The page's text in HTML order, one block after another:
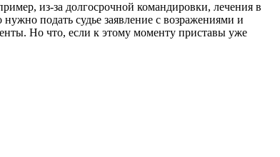
из-за долгосрочной командировки, лечения в
нужно подать судье заявление с возражениями и
Но что, если к этому моменту приставы уже